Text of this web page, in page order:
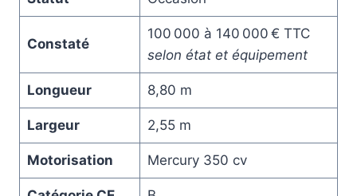
Constaté
100 000 à 140 000 € TTC
selon état et équipement
Longueur 8,80 m
Largeur 2,55 m
Motorisation Mercury 350 cv